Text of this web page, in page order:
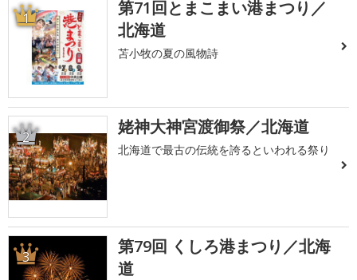
1
第71回とまこまい港まつり／
北海道
苫小牧の夏の風物詩
2 姥神大神宮渡御祭／北海道
北海道で最古の伝統を誇るといわれる祭り
3
第79回 くしろ港まつり／北海
道